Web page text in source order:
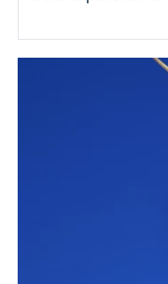
Qui es-tu Saint-